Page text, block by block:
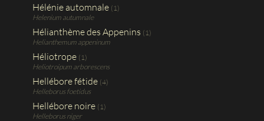
Hélénie automnale (1)
Helenium autumnale
Hélianthème des Appenins (1)
Helianthemum appeninum
Héliotrope (1)
Heliotroipum arborescens
Hellébore fétide (4)
Helleborus foetidus
Hellébore noire (1)
Helleborus niger